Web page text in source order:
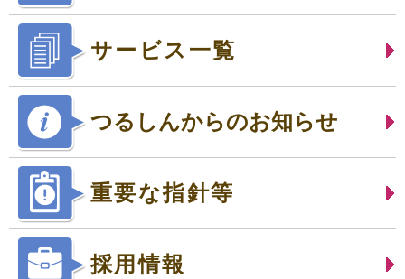
サービス一覧
つるしんからのお知らせ
重要な指針等
採用情報